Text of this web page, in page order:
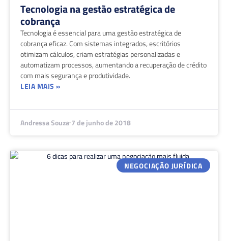
Tecnologia na gestão estratégica de
cobrança
Tecnologia é essencial para uma gestão estratégica de
cobrança eficaz. Com sistemas integrados, escritórios
otimizam cálculos, criam estratégias personalizadas e
automatizam processos, aumentando a recuperação de crédito
com mais segurança e produtividade.
LEIA MAIS »
Andressa Souza 7 de junho de 2018
NEGOCIAÇÃO JURÍDICA